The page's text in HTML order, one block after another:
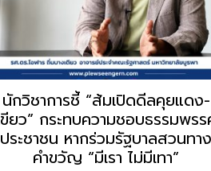
“ธนพร” ชี้หากพรรคประชาชนจับมือ
“แดง-เขียว” เท่ากับทำลายตัวเอง
ผิดคำพูด ทลายศรัทธาฐานเสียง
มองข่าวตั้งรัฐบาลใหม่เป็นเพียง